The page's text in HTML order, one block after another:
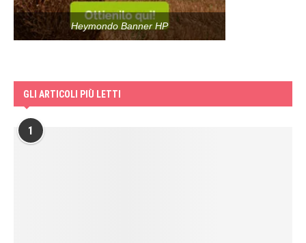
Heymondo Banner HP
GLI ARTICOLI PIÙ LETTI
1